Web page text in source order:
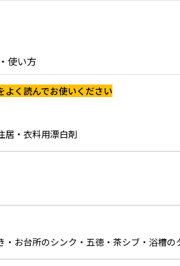
使い方
よく読んでお使いください
居・衣料用漂白剤
・お台所のシンク・五徳・茶シブ・浴槽